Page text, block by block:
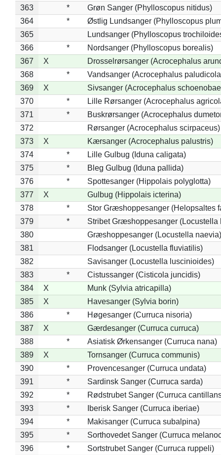
363 *
Grøn Sanger (Phylloscopus nitidus)
364
*
Østlig Lundsanger (Phylloscopus
365
Lundsanger (Phylloscopus
366
*
Nordsanger (Phylloscopus borealis)
367
X
Drosselrørsanger (Acrocephalus
368
*
Vandsanger (Acrocephalus
369
X
Sivsanger (Acrocephalus
370
*
Lille Rørsanger (Acrocephalus
371
*
Buskrørsanger (Acrocephalus
372
Rørsanger (Acrocephalus scirpaceus)
373
X
Kærsanger (Acrocephalus palustris)
374
*
Lille Gulbug (Iduna caligata)
375
*
Bleg Gulbug (Iduna pallida)
376
*
Spottesanger (Hippolais polyglotta)
377
X
Gulbug (Hippolais icterina)
378
*
Stor Græshoppesanger (Helopsaltes
379
*
Stribet Græshoppesanger (Locustella
380
Græshoppesanger (Locustella naevia)
381
Flodsanger (Locustella fluviatilis)
382
Savisanger (Locustella luscinioides)
383
*
Cistussanger (Cisticola juncidis)
384
X
Munk (Sylvia atricapilla)
385
X
Havesanger (Sylvia borin)
386
*
Høgesanger (Curruca nisoria)
387
X
Gærdesanger (Curruca curruca)
388
*
Asiatisk Ørkensanger (Curruca nana)
389
X
Tornsanger (Curruca communis)
390
*
Provencesanger (Curruca undata)
391
*
Sardinsk Sanger (Curruca sarda)
392
*
Rødstrubet Sanger (Curruca
393
*
Iberisk Sanger (Curruca iberiae)
394
*
Makisanger (Curruca subalpina)
395
*
Sorthovedet Sanger (Curruca
396
*
Sortstrubet Sanger (Curruca ruppeli)